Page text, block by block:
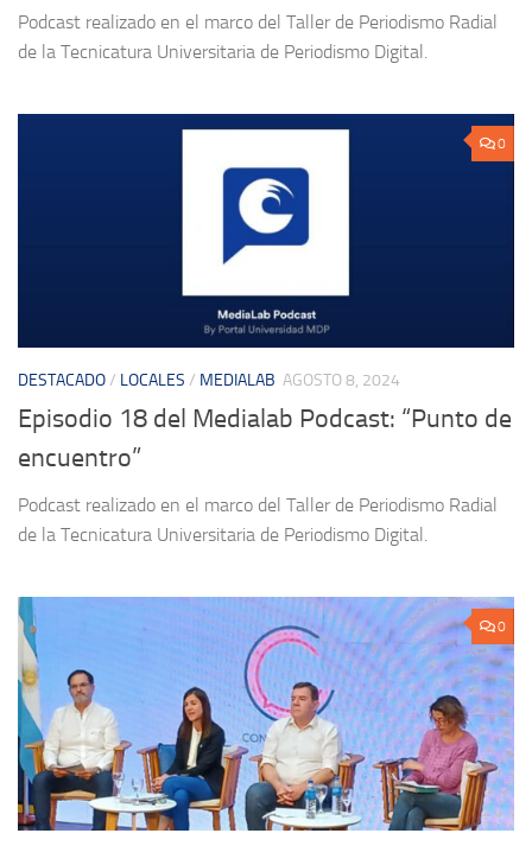
Podcast realizado en el marco del Taller de Periodismo Radial
de la Tecnicatura Universitaria de Periodismo Digital.
0
DESTACADO/ LOCALES / MEDIALAB AGOSTO 8, 2024
Episodio 18 del Medialab Podcast: “Punto de
encuentro”
Podcast realizado en el marco del Taller de Periodismo Radial
de la Tecnicatura Universitaria de Periodismo Digital.
0